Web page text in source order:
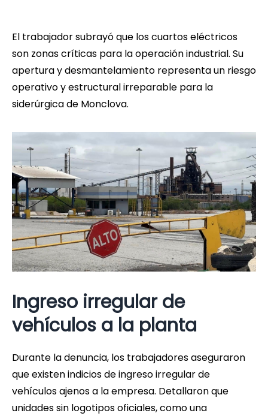
El trabajador subrayó que los cuartos eléctricos
son zonas críticas para la operación industrial. Su
apertura y desmantelamiento representa un riesgo
operativo y estructural irreparable para la
siderúrgica de Monclova.
Ingreso irregular de
vehículos a la planta
Durante la denuncia, los trabajadores aseguraron
que existen indicios de ingreso irregular de
vehículos ajenos a la empresa. Detallaron que
unidades sin logotipos oficiales, como una